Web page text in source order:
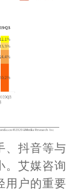
、抖音等与
。艾媒咨询
用户的重要